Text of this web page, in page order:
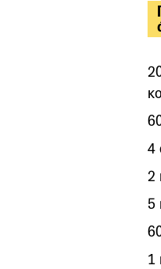
4
2
5
1